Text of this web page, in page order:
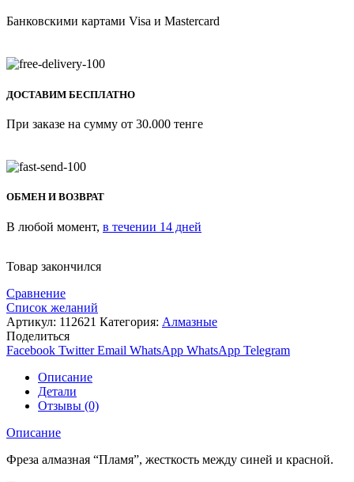
Банковскими картами Visa и Mastercard
ДОСТАВИМ БЕСПЛАТНО
При заказе на сумму от 30.000 тенге
ОБМЕН И ВОЗВРАТ
В любой момент, в течении 14 дней
Товар закончился
Сравнение
Список желаний
Артикул: 112621 Категория: Алмазные
Поделиться
Facebook Twitter Email WhatsApp WhatsApp Telegram
Описание
Детали
Отзывы (0)
Описание
Фреза алмазная “Пламя”, жесткость между синей и красной.